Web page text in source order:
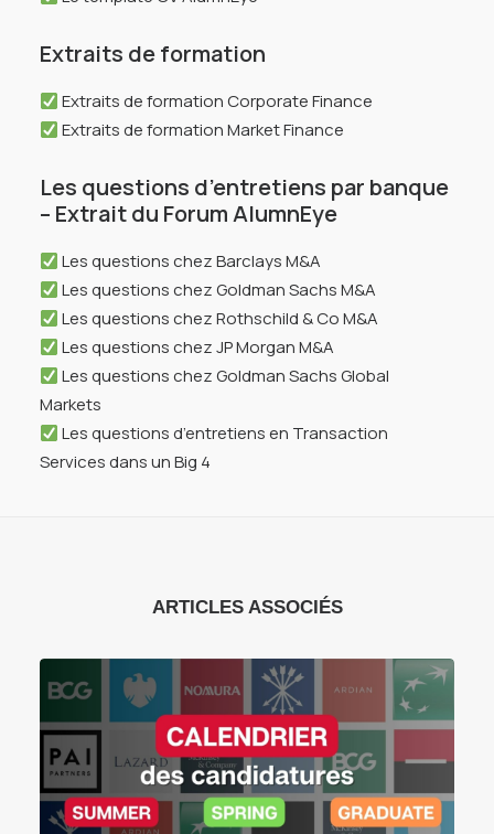
Extraits de formation
Extraits de formation Corporate Finance
Extraits de formation Market Finance
Les questions d’entretiens par banque
– Extrait du Forum AlumnEye
Les questions chez Barclays M&A
Les questions chez Goldman Sachs M&A
Les questions chez Rothschild & Co M&A
Les questions chez JP Morgan M&A
Les questions chez Goldman Sachs Global
Markets
Les questions d’entretiens en Transaction
Services dans un Big 4
ARTICLES ASSOCIÉS